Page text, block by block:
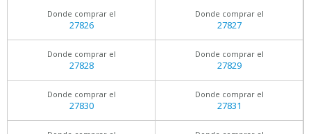
Donde comprar el
27826
Donde comprar el
27827
Donde comprar el
27828
Donde comprar el
27829
Donde comprar el
27830
Donde comprar el
27831